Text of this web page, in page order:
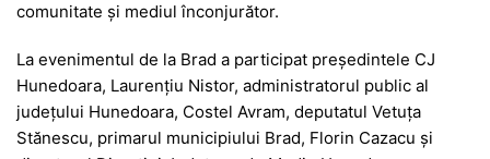
comunitate și mediul înconjurător.
La evenimentul de la Brad a participat președintele CJ
Hunedoara, Laurențiu Nistor, administratorul public al
județului Hunedoara, Costel Avram, deputatul Vetuța
Stănescu, primarul municipiului Brad, Florin Cazacu și